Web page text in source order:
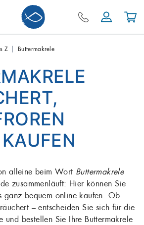
Z Buttermakrele
alleine beim Wort Buttermakrele
zusammenläuft: Hier können Sie
ganz bequem online kaufen. Ob
– entscheiden Sie sich für die
und bestellen Sie Ihre Buttermakrele